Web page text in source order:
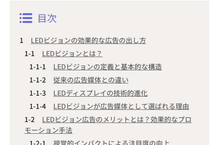
目次
LEDビジョンの効果的な広告の出し方
LEDビジョンとは？
LEDビジョンの定義と基本的な構造
従来の広告媒体との違い
LEDディスプレイの技術的進化
LEDビジョンが広告媒体として選ばれる理由
LEDビジョン広告のメリットとは？効果的なプロ
モーション手法